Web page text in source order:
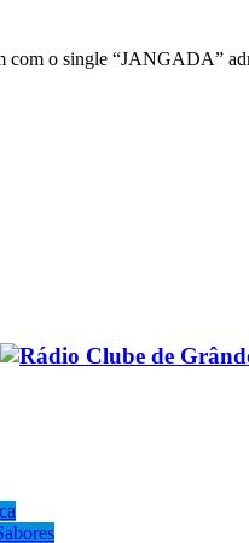
com o single “JANGADA”